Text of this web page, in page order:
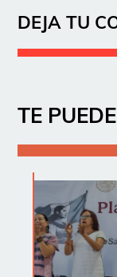
DEJA TU
TE